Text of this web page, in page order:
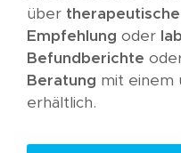
über therapeutische
Empfehlung oder
Befundberichte
Beratung mit einem
erhältlich.